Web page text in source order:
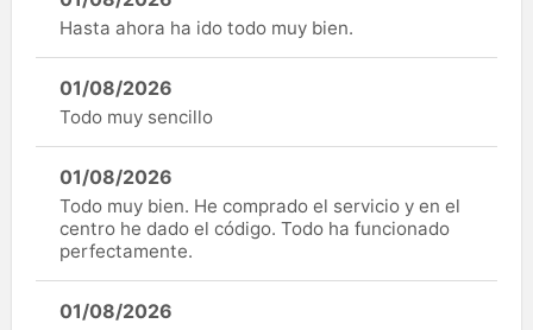
Hasta ahora ha ido todo muy bien.
01/08/2026
Todo muy sencillo
01/08/2026
Todo muy bien. He comprado el servicio y en el
centro he dado el código. Todo ha funcionado
perfectamente.
01/08/2026